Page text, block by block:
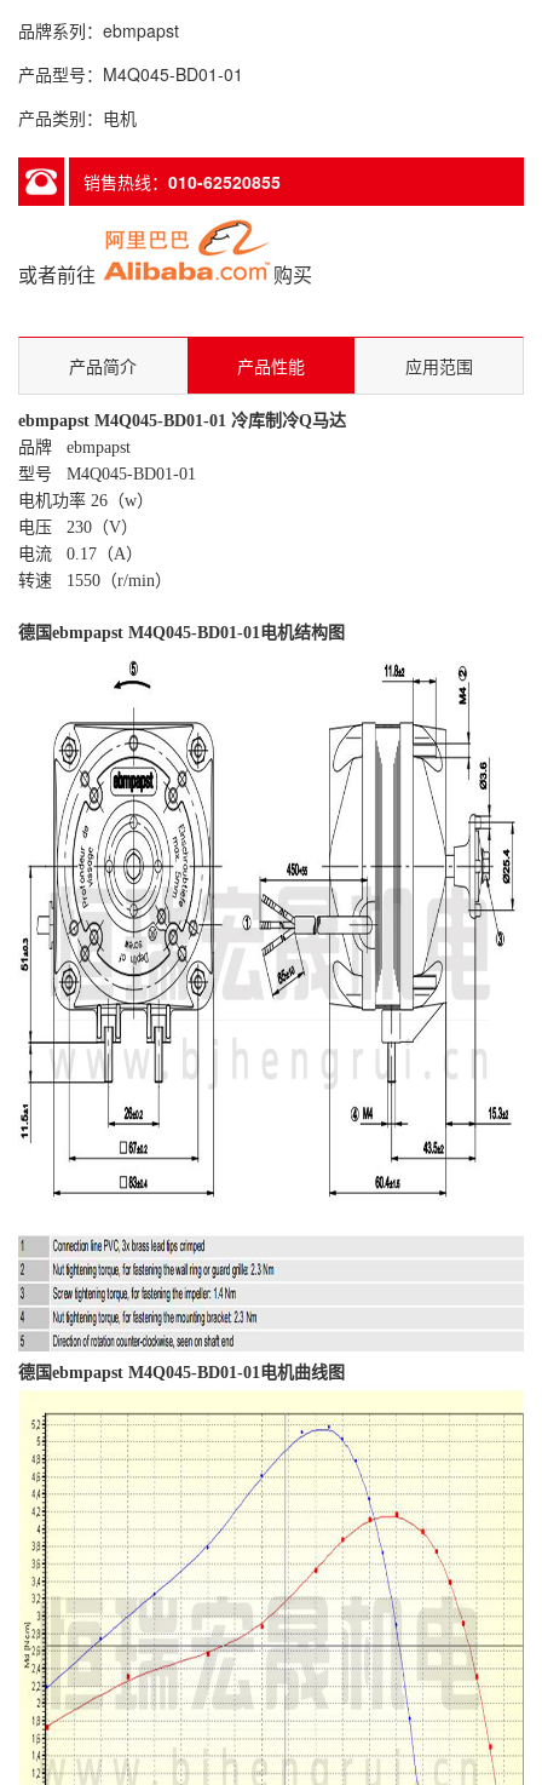
品牌系列：ebmpapst
产品型号：M4Q045-BD01-01
产品类别：电机
销售热线： 010-62520855
或者前往 购买
产品简介 产品性能 应用范围
ebmpapst M4Q045-BD01-01 冷库制冷Q马达
品牌 ebmpapst
型号 M4Q045-BD01-01
电机功率 26（w）
电压 230（V）
电流 0.17（A）
转速 1550（r/min）
德国ebmpapst M4Q045-BD01-01电机结构图
德国ebmpapst M4Q045-BD01-01电机曲线图